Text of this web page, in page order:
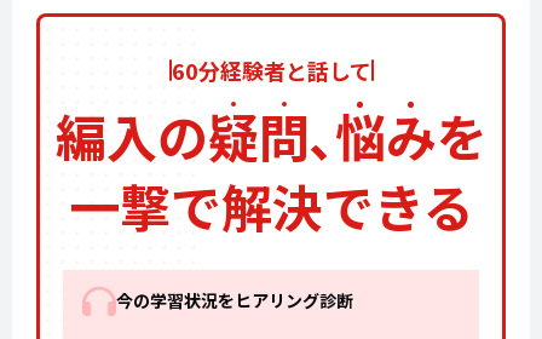
60分経験者と話して
編入の疑問､悩みを
一撃で解決できる
今の学習状況をヒアリング診断